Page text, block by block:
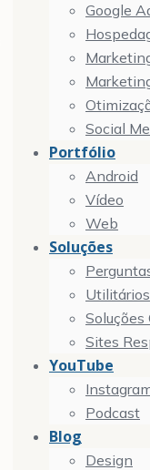
Google
Social
Portfólio
Android
Vídeo
Web
Soluções
Utilitários
Soluções
Sites
YouTube
Podcast
Blog
Design